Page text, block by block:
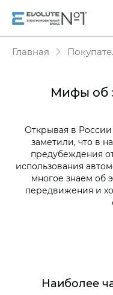
Главная
Мифы об
Открывая в
заметили, что в
предубеждения
использования
многое знаем об
передвижения и
Наиболее